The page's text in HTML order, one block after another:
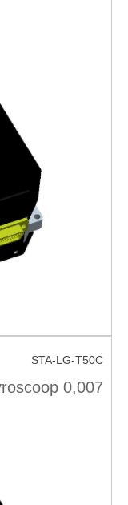
STA-LG-T50C
0,007